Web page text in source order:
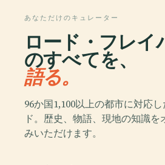
あなただけのキュレーター
ロード・フレイ
のすべてを、
語る。
96か国1,100以上の都市に対応
ド。歴史、物語、現地の知識を
みいただけます。